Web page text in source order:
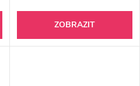
ZOBRAZIT